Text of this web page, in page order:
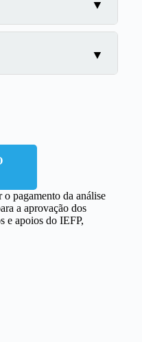
pagamento da análise
a aprovação dos
e apoios do IEFP,